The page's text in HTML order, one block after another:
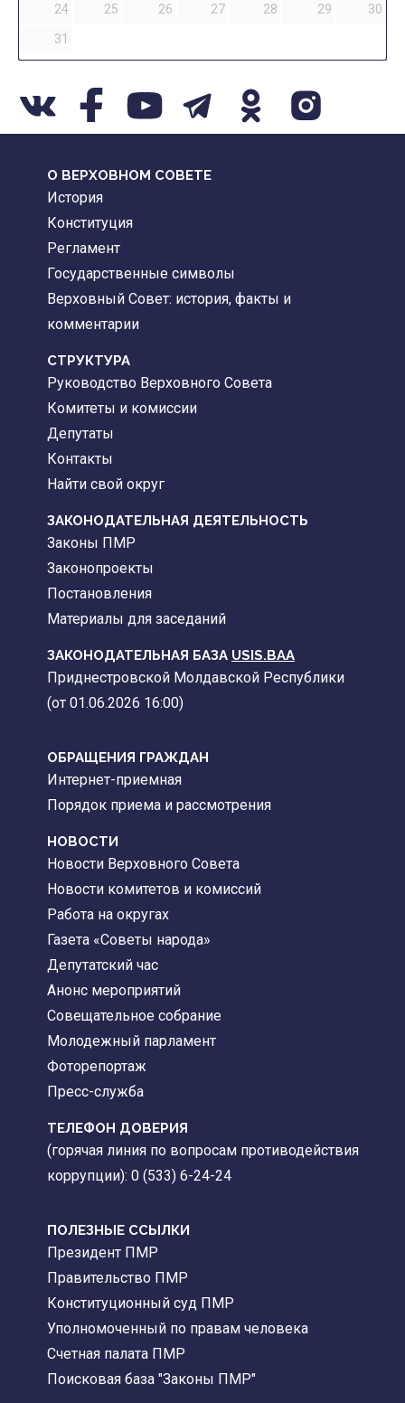
24
25 26 27 28 29
30
31
О ВЕРХОВНОМ СОВЕТЕ
История
Конституция
Регламент
Государственные символы
Верховный Совет: история, факты и
комментарии
CТРУКТУРА
Руководство Верховного Совета
Комитеты и комиссии
Депутаты
Контакты
Найти свой округ
ЗАКОНОДАТЕЛЬНАЯ ДЕЯТЕЛЬНОСТЬ
Законы ПМР
Законопроекты
Постановления
Материалы для заседаний
ЗАКОНОДАТЕЛЬНАЯ БАЗА USIS.BAA
Приднестровской Молдавской Республики
(от 01.06.2026 16:00)
ОБРАЩЕНИЯ ГРАЖДАН
Интернет-приемная
Порядок приема и рассмотрения
НОВОСТИ
Новости Верховного Совета
Новости комитетов и комиссий
Работа на округах
Газета «Советы народа»
Депутатский час
Анонс мероприятий
Совещательное собрание
Молодежный парламент
Фоторепортаж
Пресс-служба
ТЕЛЕФОН ДОВЕРИЯ
(горячая линия по вопросам противодействия
коррупции): 0 (533) 6-24-24
ПОЛЕЗНЫЕ ССЫЛКИ
Президент ПМР
Правительство ПМР
Конституционный суд ПМР
Уполномоченный по правам человека
Счетная палата ПМР
Поисковая база "Законы ПМР"